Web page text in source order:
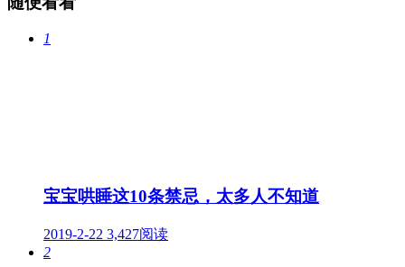
1
宝宝哄睡这10条禁忌，太多人不知道
2019-2-22 3,427阅读
2